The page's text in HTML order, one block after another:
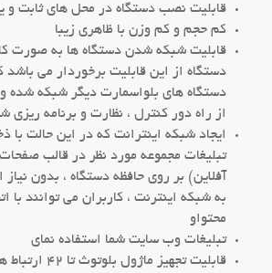
قابلیت نصب دستگاه در محل های ثابت و
کم حجم و کم وزن با ظاهری زیبا
قابلیت شبکه شدن دستگاه ها به صورت
دستگاه از این قابلیت برخوردار می باشد
دستگاه های بلواسمارت دیگر شبکه شده و
از راه دور کنترل ، نظارت و برنامه ریزی
ایجاد شبکه اینترانت که در این حالت با
تبلیغات مجموعه مورد نظر در قالب
آفلاین) بر روی حافظه دستگاه ، بدون
به شبکه اینترنت ، کاربران می توانند با
محتواو
تبلیغات وب سایت شما استفاده نمای
قابلیت تجهیز